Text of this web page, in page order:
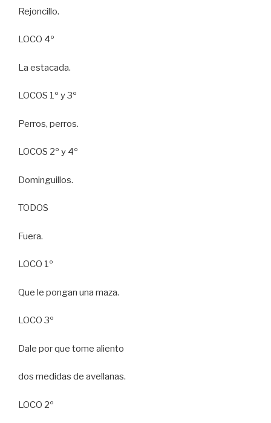
Rejoncillo.
LOCO 4º
La estacada.
LOCOS 1º y 3º
Perros, perros.
LOCOS 2º y 4º
Dominguillos.
TODOS
Fuera.
LOCO 1º
Que le pongan una maza.
LOCO 3º
Dale por que tome aliento
dos medidas de avellanas.
LOCO 2º